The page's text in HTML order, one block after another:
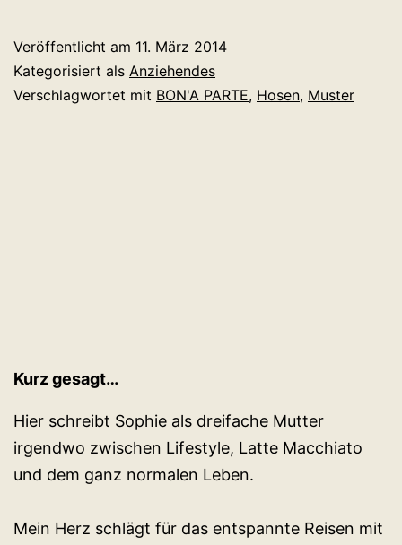
nur)
für
Veröffentlicht am 11. März 2014
Kategorisiert als Anziehendes
Verschlagwortet mit BON'A PARTE, Hosen, Muster
Kurz gesagt…
Hier schreibt Sophie als dreifache Mutter
irgendwo zwischen Lifestyle, Latte Macchiato
und dem ganz normalen Leben.
Mein Herz schlägt für das entspannte Reisen mit